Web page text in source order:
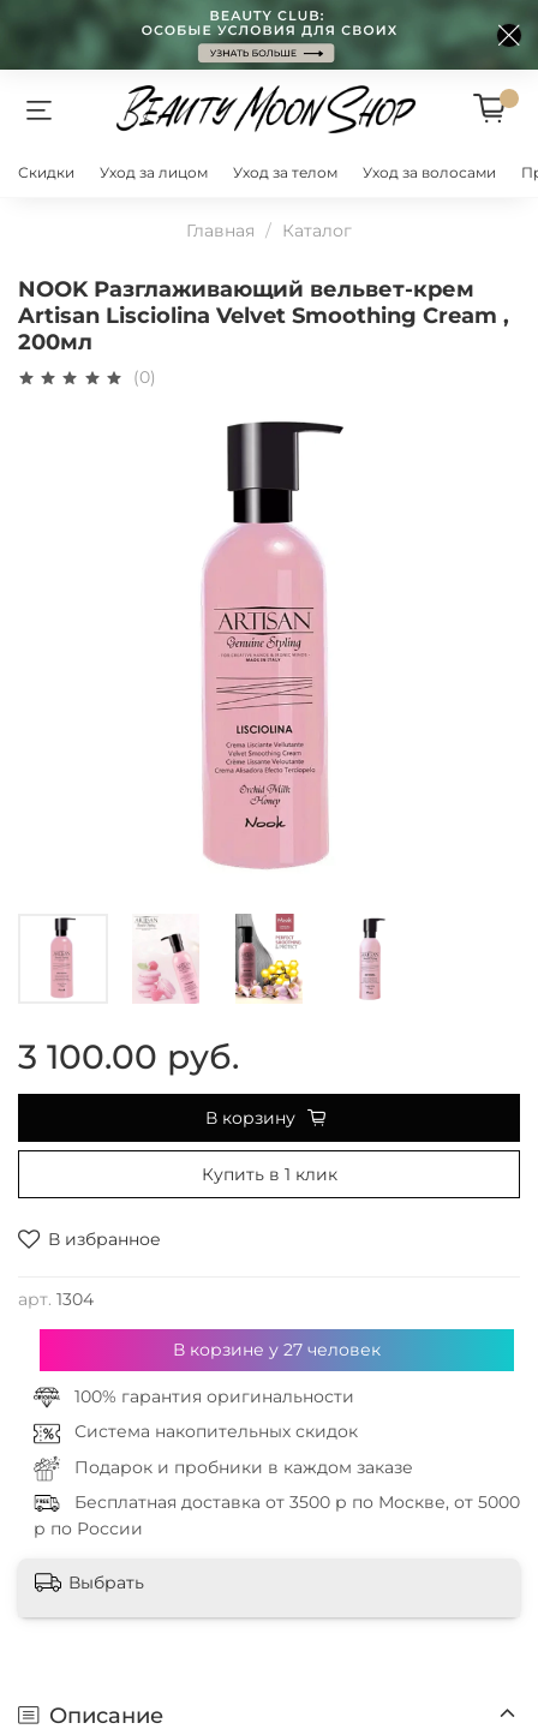
Скидки Уход за лицом Уход за телом Уход за волосами
Главная Каталог
NOOK Разглаживающий вельвет-крем
Artisan Lisciolina Velvet Smoothing Cream ,
200мл
(0)
В избранное
арт. 1304
3 100.00 руб.
В корзину
Купить в 1 клик
В корзине у 27человек
100% гарантия оригинальности
Система накопительных скидок
Подарок и пробники в каждом заказе
Бесплатная доставка от 3500 р по Москве, от 5000
р по России
Выбрать
Описание